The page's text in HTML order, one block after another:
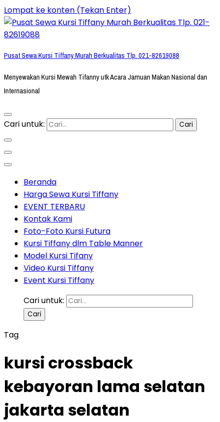
Lompat ke konten (Tekan Enter)
Pusat Sewa Kursi Tiffany Murah Berkualitas Tlp. 021-82619088
Menyewakan Kursi Mewah Tifanny utk Acara Jamuan Makan Nasional dan
Internasional
Cari untuk:
Beranda
Harga Sewa Kursi Tiffany
EVENT TERBARU
Kontak Kami
Foto-Foto Kursi Futura
Kursi Tiffany dlm Table Manner
Model Kursi Tifany
Video Kursi Tiffany
Event Kursi Tiffany
Cari untuk:
Tag
kursi crossback
kebayoran lama selatan
jakarta selatan